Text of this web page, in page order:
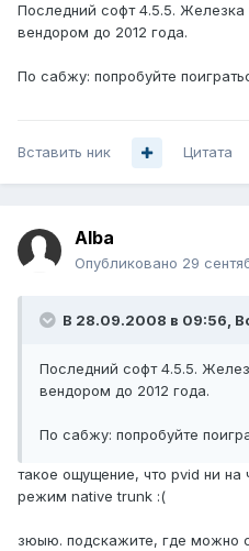
Последний софт 4.5.5. Железка
вендором до 2012 года.
По сабжу: попробуйте
Вставить ник Цитата
Alba
Опубликовано 29
В 28.09.2008 в 09:56,
Последний софт 4.5.5.
вендором до 2012 года.
По сабжу: попробуйте
такое ощущение, что pvid ни на
режим native trunk :(
зюыю. подскажите, где можно